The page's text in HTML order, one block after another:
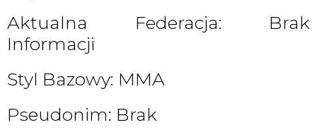
Aktualna Federacja: Brak
Informacji
Styl Bazowy: MMA
Pseudonim: Brak